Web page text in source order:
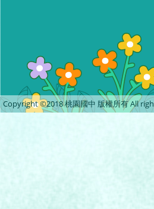
Copyright ©2018 桃園國中 版權所有 All